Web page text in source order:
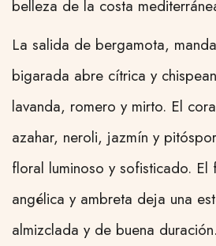
belleza de la costa
La salida de bergamota,
bigarada abre cítrica y
lavanda, romero y mirto. El
azahar, neroli, jazmín y
floral luminoso y sofisticado.
angélica y ambreta deja una
almizclada y de buena duración.